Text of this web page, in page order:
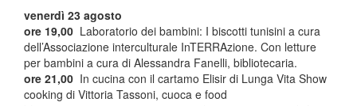
venerdì 23 agosto
ore 19,00 Laboratorio dei bambini: I biscotti tunisini a cura
dell’Associazione interculturale InTERRAzione. Con letture
per bambini a cura di Alessandra Fanelli, bibliotecaria.
ore 21,00 In cucina con il cartamo Elisir di Lunga Vita Show
cooking di Vittoria Tassoni, cuoca e food